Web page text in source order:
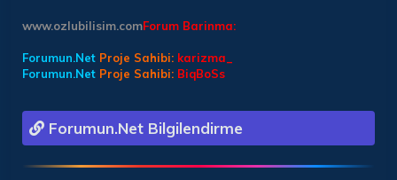
Forum Barinma:
www.ozlubilisim.com
Forumun.Net Proje Sahibi: karizma_
Forumun.Net Proje Sahibi: BiqBoSs
Forumun.Net Bilgilendirme